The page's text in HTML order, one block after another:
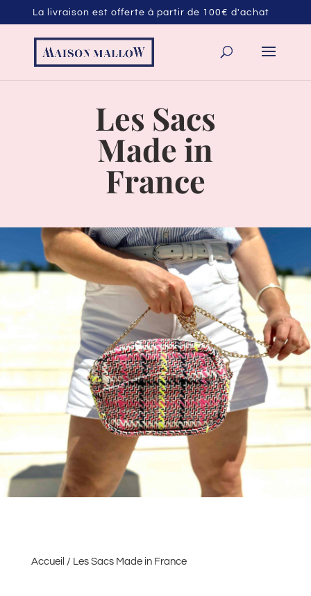
La livraison est offerte à partir de 100€ d'achat
Les Sacs
Made in
France
Accueil / Les Sacs Made in France